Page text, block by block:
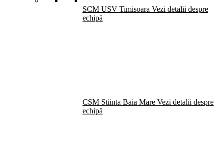
SCM USV Timisoara Vezi detalii despre
echipă
CSM Stiinta Baia Mare Vezi detalii despre
echipă